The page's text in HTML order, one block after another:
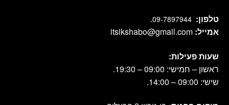
טלפון: 09-7897944
.
אמייל: itsikshabo@gmail.com
שעות פעילות:
ראשון – חמישי: 09:00 – 19:30.
שישי: 09:00 – 14:00.